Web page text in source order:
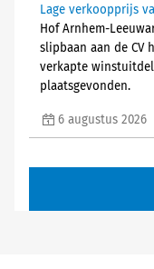
Lage verkoopprijs
Hof Arnhem-
slipbaan aan de CV
verkapte
plaatsgevonden.
6 augustus 2026